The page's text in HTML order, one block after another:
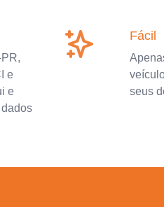
e
e
Fácil
seus